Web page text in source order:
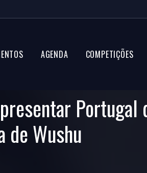
AGENDA COMPETIÇÕES
Portugal
de Wushu